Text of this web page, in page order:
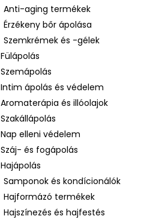
Anti-aging termékek
Érzékeny bőr ápolása
Szemkrémek és -gélek
Fülápolás
Szemápolás
Intim ápolás és védelem
Aromaterápia és illóolajok
Szakállápolás
Nap elleni védelem
Száj- és fogápolás
Hajápolás
Samponok és kondícionálók
Hajformázó termékek
Hajszínezés és hajfestés